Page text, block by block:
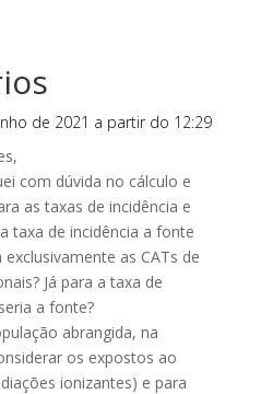
de 2021 a partir do 12:29
com dúvida no cálculo e
as taxas de incidência e
taxa de incidência a fonte
as CATs de
Já para a taxa de
a fonte?
abrangida, na
os expostos ao
ionizantes) e para